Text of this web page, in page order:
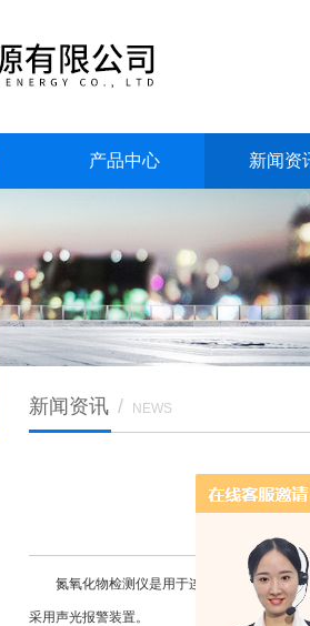
产品中心 新闻资
新闻资讯 / NEWS
氮氧化物检测仪是用于连续锅炉氮氧化物和
采用声光报警装置。